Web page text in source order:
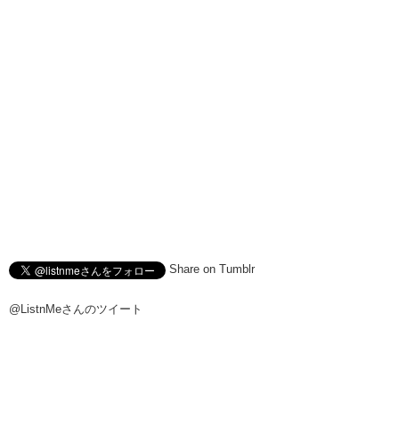
Share on Tumblr
@ListnMeさんのツイート